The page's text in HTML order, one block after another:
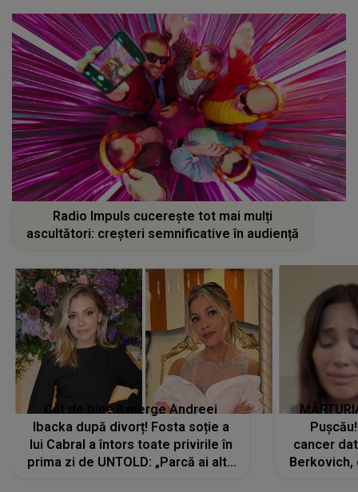
Radio Impuls cucerește tot mai mulți
ascultători: creșteri semnificative în audiență
Cât de bine îi merge Andreei
Ibacka după divorț! Fosta soție a
lui Cabral a întors toate privirile în
prima zi de UNTOLD: „Parcă ai altă
cancer
Berkovich,